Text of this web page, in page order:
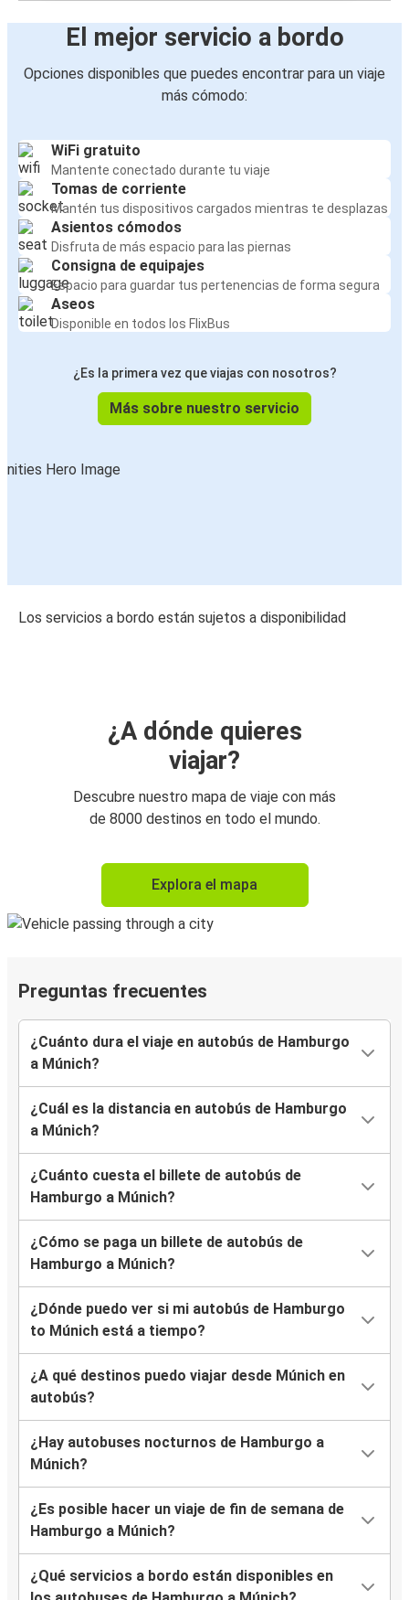
El mejor servicio a bordo
Opciones disponibles que puedes encontrar para un viaje
más cómodo:
WiFi gratuito
Mantente conectado durante tu viaje
Tomas de corriente
Mantén tus dispositivos cargados mientras te desplazas
Asientos cómodos
Disfruta de más espacio para las piernas
Consigna de equipajes
Espacio para guardar tus pertenencias de forma segura
Aseos
Disponible en todos los FlixBus
¿Es la primera vez que viajas con nosotros?
Más sobre nuestro servicio
Los servicios a bordo están sujetos a disponibilidad
¿A dónde quieres
viajar?
Descubre nuestro mapa de viaje con más
de 8000 destinos en todo el mundo.
Explora el mapa
Preguntas frecuentes
¿Cuánto dura el viaje en autobús de Hamburgo
a Múnich?
¿Cuál es la distancia en autobús de Hamburgo
a Múnich?
¿Cuánto cuesta el billete de autobús de
Hamburgo a Múnich?
¿Cómo se paga un billete de autobús de
Hamburgo a Múnich?
¿Dónde puedo ver si mi autobús de Hamburgo
to Múnich está a tiempo?
¿A qué destinos puedo viajar desde Múnich en
autobús?
¿Hay autobuses nocturnos de Hamburgo a
Múnich?
¿Es posible hacer un viaje de fin de semana de
Hamburgo a Múnich?
¿Qué servicios a bordo están disponibles en